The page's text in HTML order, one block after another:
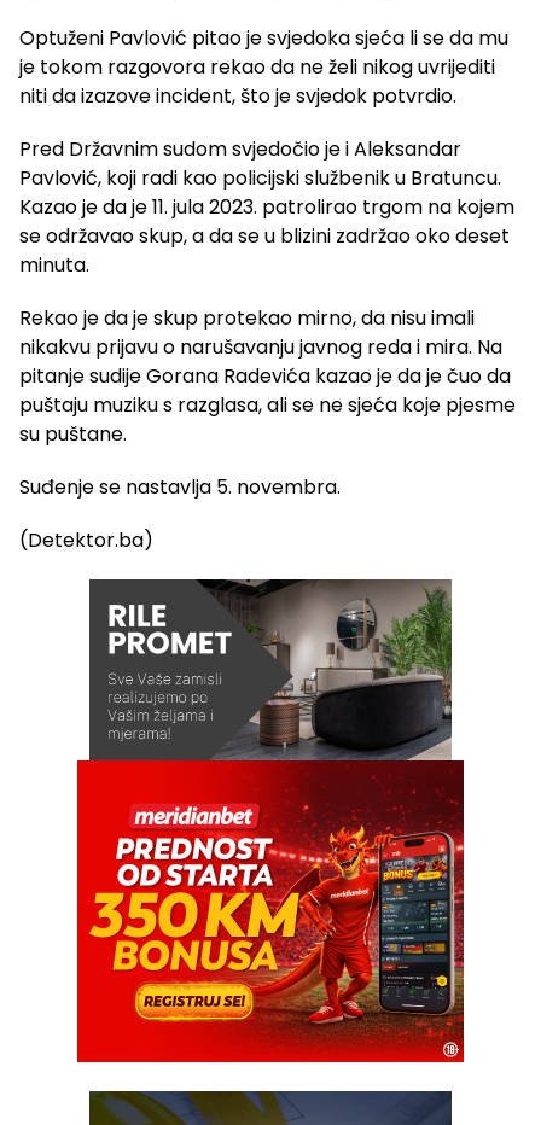
Optuženi Pavlović pitao je svjedoka sjeća li se da mu
je tokom razgovora rekao da ne želi nikog uvrijediti
niti da izazove incident, što je svjedok potvrdio.
Pred Državnim sudom svjedočio je i Aleksandar
Pavlović, koji radi kao policijski službenik u Bratuncu.
Kazao je da je 11. jula 2023. patrolirao trgom na kojem
se održavao skup, a da se u blizini zadržao oko deset
minuta.
Rekao je da je skup protekao mirno, da nisu imali
nikakvu prijavu o narušavanju javnog reda i mira. Na
pitanje sudije Gorana Radevića kazao je da je čuo da
puštaju muziku s razglasa, ali se ne sjeća koje pjesme
su puštane.
Suđenje se nastavlja 5. novembra.
(Detektor.ba)